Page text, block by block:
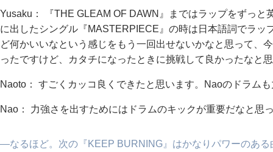
Yusaku： 『THE GLEAM OF DAWN』まではラップをずっと
に出したシングル『MASTERPIECE』の時は日本語詞でラッ
ど何かいいなという感じをもう一回出せないかなと思って、
ったですけど、カタチになったときに挑戦して良かったなと
Naoto： すごくカッコ良くできたと思います。Naoのドラム
Nao： 力強さを出すためにはドラムのキックが重要だなと思
―なるほど。次の『KEEP BURNING』はかなりパワーのある